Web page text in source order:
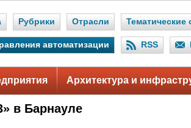
Рубрики Отрасли Тематические
автоматизации RSS
Архитектура и
в Барнауле